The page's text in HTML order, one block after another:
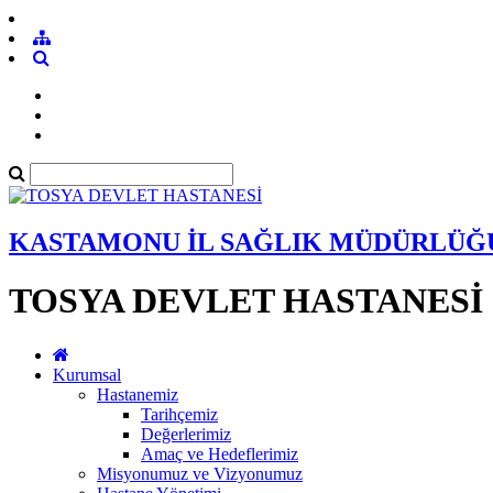
KASTAMONU İL SAĞLIK
TOSYA DEVLET HASTANESİ
Kurumsal
Hastanemiz
Tarihçemiz
Değerlerimiz
Amaç ve Hedeflerimiz
Misyonumuz ve Vizyonumuz